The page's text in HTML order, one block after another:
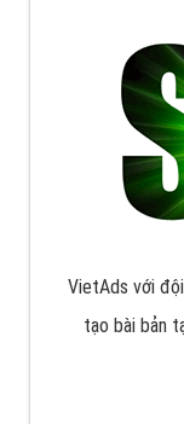
VietAds với
tạo bài bản